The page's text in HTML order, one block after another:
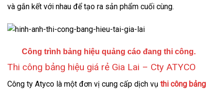
và gắn kết với nhau để tạo ra sản phẩm cuối cùng.
Công trình bảng hiệu quảng cáo đang thi công.
Thi công bảng hiệu giá rẻ Gia Lai – Cty ATYCO
Công ty Atyco là một đơn vị cung cấp dịch vụ thi công bảng